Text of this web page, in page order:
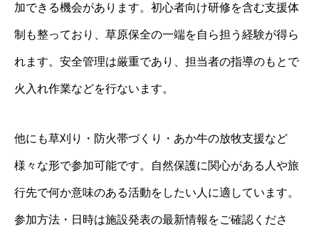
加できる機会があります。初心者向け研修を含む支援体
制も整っており、草原保全の一端を自ら担う経験が得ら
れます。安全管理は厳重であり、担当者の指導のもとで
火入れ作業などを行ないます。
他にも草刈り・防火帯づくり・あか牛の放牧支援など
様々な形で参加可能です。自然保護に関心がある人や旅
行先で何か意味のある活動をしたい人に適しています。
参加方法・日時は施設発表の最新情報をご確認くださ